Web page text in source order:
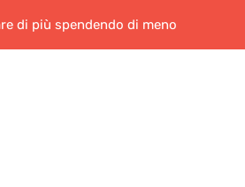
di più spendendo di meno